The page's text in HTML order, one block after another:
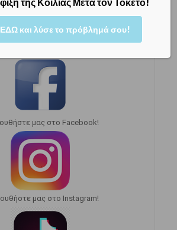
μας στο You Tube!
μας στο Facebook!
μας στο Instagram!
και λύσε το πρόβλημά σου!